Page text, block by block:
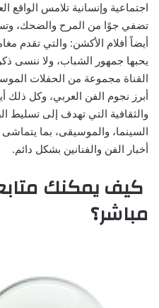
اجتماعية وإنسانية تلامس الواقع
تضفي جوًا من المرح والضحك،
أيضاً أفلام الأكشن: والتي تقدم
يحبها جمهور الشباب، ولا ننسى
القناة مجموعة من الحفلات
أبرز نجوم الفن العربي، وكل ذلك
والثقافية التي تهدف إلى تسليط
السينما، والموسيقى، بما
أخبار الفن والفنانين بشكل دائم.
كيف يمكنك
مباشر؟